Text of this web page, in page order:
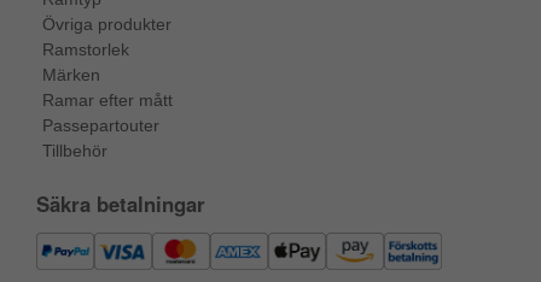
Övriga produkter
Ramstorlek
Märken
Ramar efter mått
Passepartouter
Tillbehör
Säkra betalningar